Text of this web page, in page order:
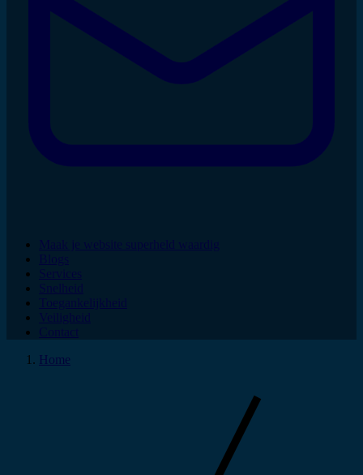
Maak je website superheld waardig
Blogs
Services
Snelheid
Toegankelijkheid
Veiligheid
Contact
Home